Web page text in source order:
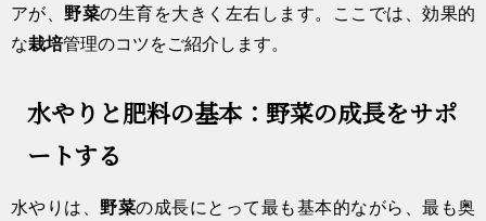
アが、 野菜の生育を大きく左右します。ここでは、効果的
な栽培管理のコツをご紹介します。
水やりと肥料の基本：野菜の成長をサポ
ートする
水やりは、 野菜の成長にとって最も基本的ながら、最も奥